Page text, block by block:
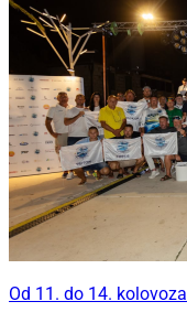
Od 11. do 14. kolovoza